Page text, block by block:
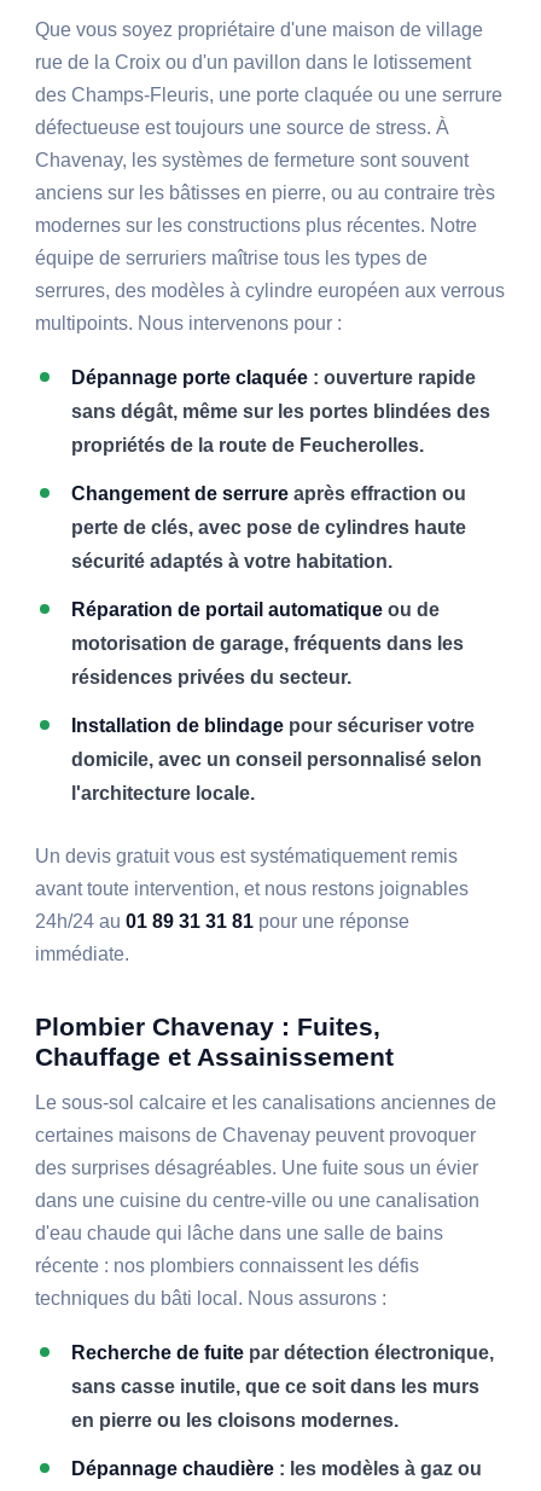
Que vous soyez propriétaire d'une maison de village
rue de la Croix ou d'un pavillon dans le lotissement
des Champs-Fleuris, une porte claquée ou une serrure
défectueuse est toujours une source de stress. À
Chavenay, les systèmes de fermeture sont souvent
anciens sur les bâtisses en pierre, ou au contraire très
modernes sur les constructions plus récentes. Notre
équipe de serruriers maîtrise tous les types de
serrures, des modèles à cylindre européen aux verrous
multipoints. Nous intervenons pour :
Dépannage porte claquée : ouverture rapide
sans dégât, même sur les portes blindées des
propriétés de la route de Feucherolles.
Changement de serrure après effraction ou
perte de clés, avec pose de cylindres haute
sécurité adaptés à votre habitation.
Réparation de portail automatique ou de
motorisation de garage, fréquents dans les
résidences privées du secteur.
Installation de blindage pour sécuriser votre
domicile, avec un conseil personnalisé selon
l'architecture locale.
Un devis gratuit vous est systématiquement remis
avant toute intervention, et nous restons joignables
24h/24 au01 89 31 31 81 pour une réponse
immédiate.
Plombier Chavenay : Fuites,
Chauffage et Assainissement
Le sous-sol calcaire et les canalisations anciennes de
certaines maisons de Chavenay peuvent provoquer
des surprises désagréables. Une fuite sous un évier
dans une cuisine du centre-ville ou une canalisation
d'eau chaude qui lâche dans une salle de bains
récente : nos plombiers connaissent les défis
techniques du bâti local. Nous assurons :
Recherche de fuite par détection électronique,
sans casse inutile, que ce soit dans les murs
en pierre ou les cloisons modernes.
Dépannage chaudière : les modèles à gaz ou